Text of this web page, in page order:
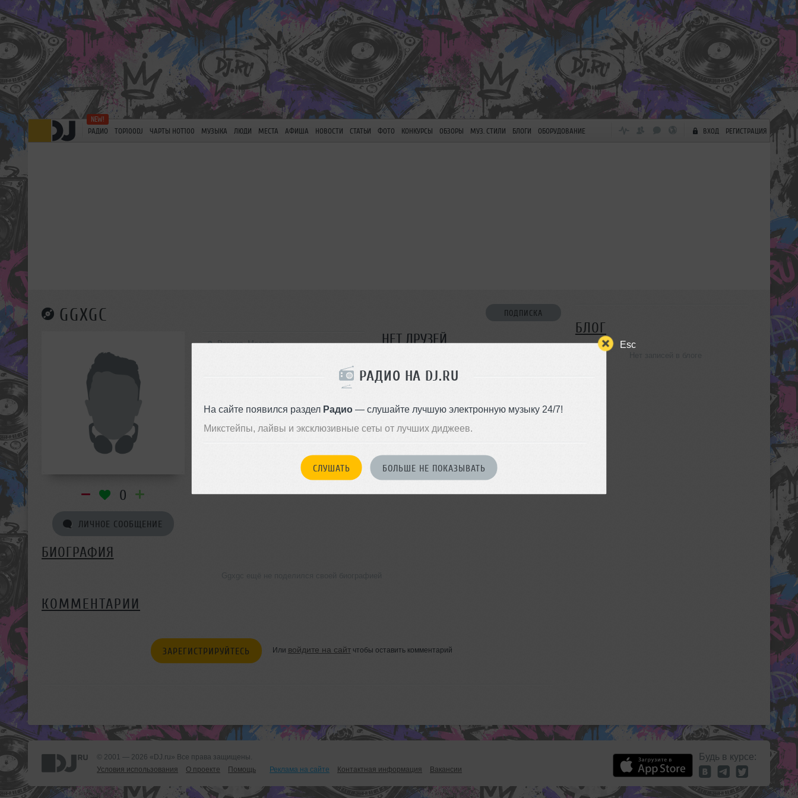
Esc
РАДИО НА DJ.RU
На сайте появился раздел Радио— слушайте лучшую электронную музыку 24/7!
Микстейпы, лайвы и эксклюзивные сеты от лучших диджеев.
СЛУШАТЬ БОЛЬШЕ НЕ ПОКАЗЫВАТЬ
РАДИО TOP100DJ ЧАРТЫ HOT100 МУЗЫКА ЛЮДИ МЕСТА АФИША НОВОСТИ СТАТЬИ ФОТО КОНКУРСЫ ОБЗОРЫ МУЗ. СТИЛИ БЛОГИ ОБОРУДОВАНИЕ ВХОД РЕГИСТРАЦИЯ
GGXGC ПОДПИСКА
0
ЛИЧНОЕ СООБЩЕНИЕ
Россия, Москва НЕТ ДРУЗЕЙ
БИОГРАФИЯ
КОММЕНТАРИИ
ЗАРЕГИСТРИРУЙТЕСЬ Или войдите на сайтчтобы оставить комментарий
БЛОГ
© 2001 — 2026 «DJ.ru» Все права защищены.
Условия использования
О проекте Помощь Реклама на сайте Контактная информация Вакансии
Будь в курсе: